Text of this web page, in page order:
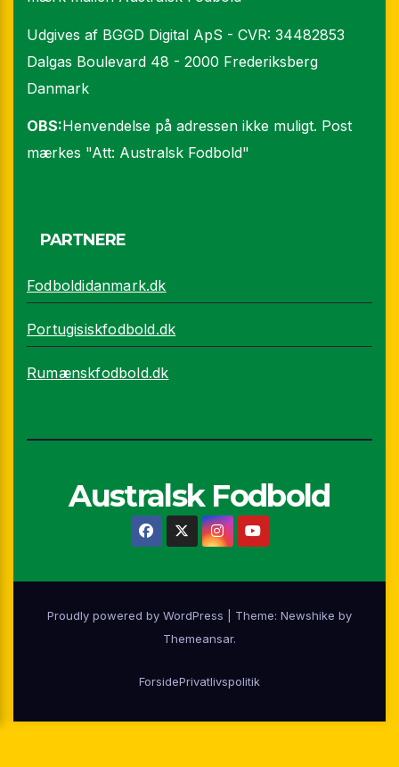
Udgives af BGGD Digital ApS - CVR: 34482853
Dalgas Boulevard 48 - 2000 Frederiksberg
Danmark
OBS:Henvendelse på adressen ikke muligt. Post
mærkes "Att: Australsk Fodbold"
PARTNERE
Fodboldidanmark.dk
Portugisiskfodbold.dk
Rumænskfodbold.dk
Australsk Fodbold
Proudly powered by WordPress Theme: Newshike by
Themeansar.
ForsidePrivatlivspolitik